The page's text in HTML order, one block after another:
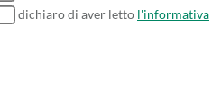
dichiaro di aver letto l'informativa